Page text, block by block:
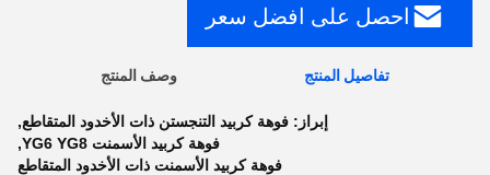
احصل على افضل سعر
تفاصيل المنتج وصف المنتج
إبراز: فوهة كربيد التنجستن ذات الأخدود المتقاطع,
فوهة كربيد الأسمنت YG6 YG8
,
فوهة كربيد الأسمنت ذات الأخدود المتقاطع